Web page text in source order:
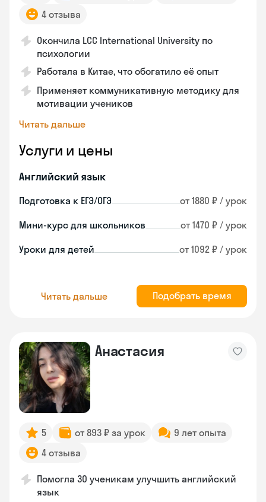
4 отзыва
Окончила LCC International University по
психологии
Работала в Китае, что обогатило её опыт
Применяет коммуникативную методику для
мотивации учеников
Читать дальше
Услуги и цены
Английский язык
Подготовка к ЕГЭ/ОГЭ от 1880 ₽ / урок
Мини-курс для школьников от 1470 ₽ / урок
Уроки для детей от 1092 ₽ / урок
Читать дальше Подобрать время
Анастасия
5 от 893 ₽ за урок
9 лет опыта
4 отзыва
Помогла 30 ученикам улучшить английский
язык